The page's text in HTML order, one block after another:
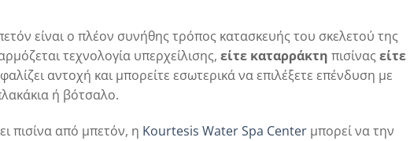
είναι ο πλέον συνήθης τρόπος κατασκευής του σκελετού της
τεχνολογία υπερχείλισης, είτε καταρράκτη πισίνας είτε
αντοχή και μπορείτε εσωτερικά να επιλέξετε επένδυση με
ή βότσαλο.
πισίνα από μπετόν, η Kourtesis Water Spa Center μπορεί να την